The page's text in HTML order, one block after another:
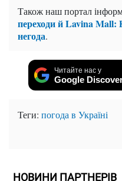
Також наш портал
переходи й Lavina Mall:
негода.
Читайте нас у
Google
Теги: погода в Україні
НОВИНИ ПАРТНЕРІВ